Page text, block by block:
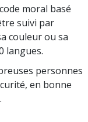
moral basé
suivi par
couleur ou sa
langues.
personnes
en bonne